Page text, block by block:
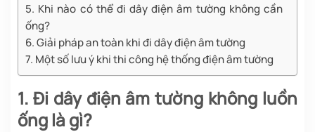
5. Khi nào có thể đi dây điện âm tường không cần
ống?
6. Giải pháp an toàn khi đi dây điện âm tường
7. Một số lưu ý khi thi công hệ thống điện âm tường
1. Đi dây điện âm tường không luồn
ống là gì?